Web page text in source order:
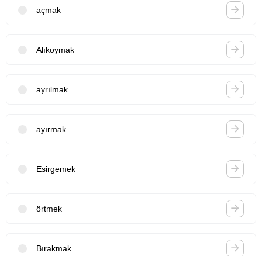
açmak
Alıkoymak
ayrılmak
ayırmak
Esirgemek
örtmek
Bırakmak